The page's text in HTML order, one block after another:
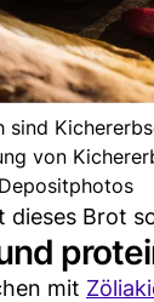
sind
von
Depositphotos
dieses Brot
mit